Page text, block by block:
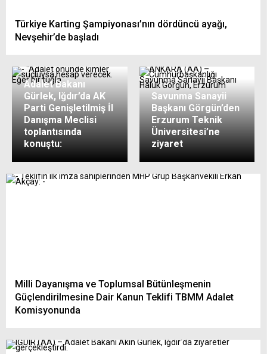
Türkiye Karting Şampiyonası’nın dördüncü ayağı,
Nevşehir’de başladı
Adalet Bakanı
Gürlek, Iğdır’da AK
Parti Genişletilmiş İl
Danışma Meclisi
toplantısında
konuştu:
Savunma Sanayii
Başkanı Görgün’den
Erzurum Teknik
Üniversitesi’ne
ziyaret
Milli Dayanışma ve Toplumsal Bütünleşmenin
Güçlendirilmesine Dair Kanun Teklifi TBMM Adalet
Komisyonunda